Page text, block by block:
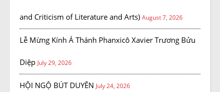
and Criticism of Literature and Arts) August 7, 2026
Lễ Mừng Kính Á Thánh Phanxicô Xavier Trương Bửu
Diệp July 29, 2026
HỘI NGỘ BÚT DUYÊN July 24, 2026